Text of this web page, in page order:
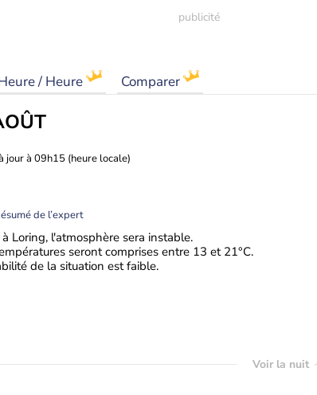
/ Heure Comparer
jour à 09h15 (heure locale)
de l’expert
à Loring, l'atmosphère sera instable.
seront comprises entre 13 et 21°C.
de la situation est faible.
Voir la nuit